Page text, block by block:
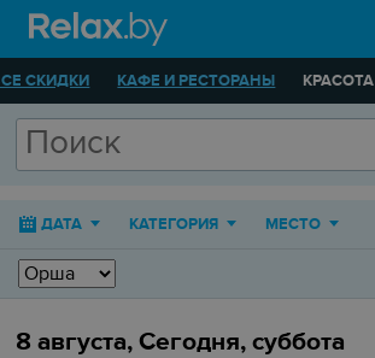
СКИДКИ КАФЕ И РЕСТОРАНЫ КРАСОТА
ДАТА КАТЕГОРИЯ МЕСТО
8 августа, Сегодня, суббота